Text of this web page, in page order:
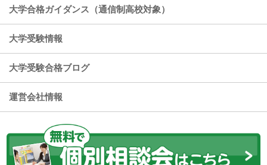
大学合格ガイダンス（通信制高校対象）
大学受験情報
大学受験合格ブログ
運営会社情報